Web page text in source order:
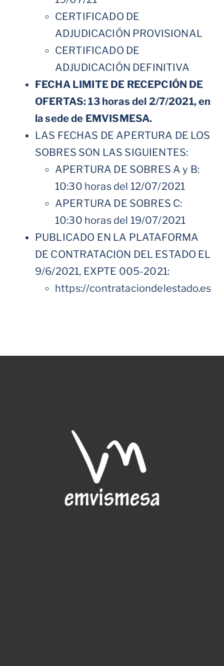
CERTIFICADO DE
ADJUDICACIÓN PROVISIONAL
CERTIFICADO DE
ADJUDICACIÓN DEFINITIVA
FECHA LIMITE DE RECEPCIÓN DE
OFERTAS: 13 horas del 2/7/2021, en
la sede de EMVISMESA.
LAS FECHAS DE APERTURA DE LOS
SOBRES SON LAS SIGUIENTES:
APERTURA DE SOBRES A y B:
10:30 horas del 12/07/2021
APERTURA DE SOBRES C:
10:30 horas del 19/07/2021
PUBLICADO EN LA PLATAFORMA
DE CONTRATACION DEL ESTADO EL
9/6/2021, EXPTE 005-2021:
https://contrataciondelestado.es